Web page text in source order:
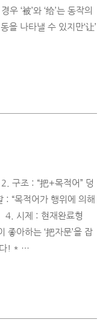
우 ‘被’와 ‘给’는 동작의
을 나타낼 수 있지만‘让’
조 : “把+목적어” 덩
목적어가 행위에 의해
시제 : 현재완료형
아하는 ‘把자문’을 잡
다! * …